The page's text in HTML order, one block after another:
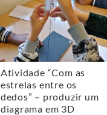
Atividade “Com as
estrelas entre os
dedos” – produzir um
diagrama em 3D